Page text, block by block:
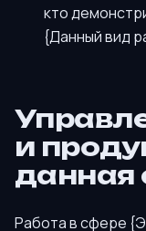
кто
{Данный вид
и
данная
Работа в сфере